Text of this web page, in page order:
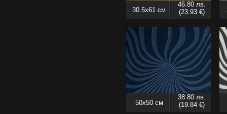
30.5x61 см
46.80 лв.
(23.93 €)
50x50 см
38.80 лв.
(19.84 €)